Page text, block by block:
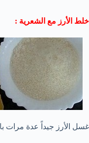
خلط الأرز مع الشعرية :
غسل الأرز جيداً عدة مرات